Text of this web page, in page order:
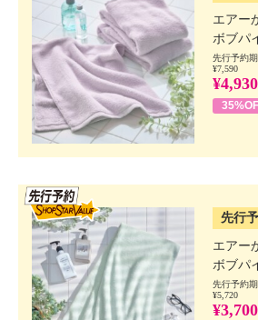
エアー
ボブパ
先行予約
¥7,590
¥4,930
先行
エアー
ボブパ
先行予約
¥5,720
¥3,700